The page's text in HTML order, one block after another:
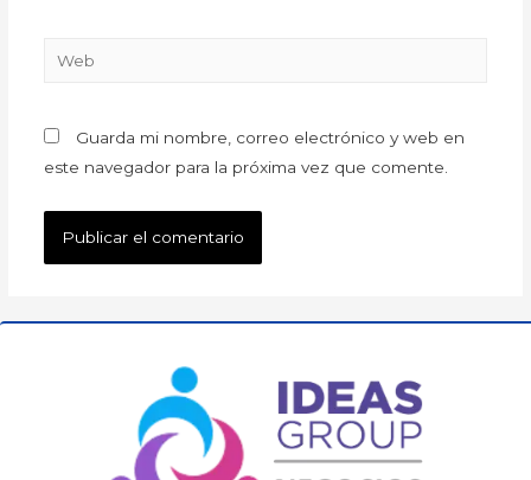
Guarda mi nombre, correo electrónico y web en
este navegador para la próxima vez que comente.